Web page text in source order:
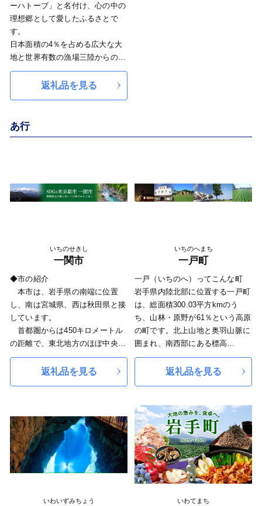
ーハトーブ」と名付け、心の中の
理想郷として愛したふるさとで
す。
日本面積の4％を占める広大な大
地と世界有数の漁場三陸からの、
山の幸、海の幸に恵まれ、先人達
から受け継がれた郷土料理や食文
かつて約100年に亘って栄華を極
めた奥州藤原氏の足跡が残り、さ
冬はウィンタースポーツ、春夏秋
冬に行われる情緒豊かなお祭り。
県と関わりある人が、お互いに幸
福を守り育てる岩手を実現し、一
人ひとりが希望を持つことができ
る「希望郷いわて」を目指してい
ます。
返礼品を見る
あ行
いちのせきし
一関市
◆市の紹介
本市は、岩手県の南端に位置
し、南は宮城県、西は秋田県と接
しています。
首都圏からは450キロメートル
の距離で、東北地方のほぼ中央、
盛岡市と仙台市の中間地点に位置
しています。
一関市の総面積は1,256.42k㎡
人口は103,444人（R8.1.1現
在）で、人口は岩手県で３番目、
面積は２番目の規模となっていま
す。
◆歴史・沿革
は安倍氏、藤原氏が独自の文化を
返礼品を見る
いちのへまち
一戸町
一戸（いちのへ）ってこんな町
岩手県内陸北部に位置する一戸町
は、総面積300.03平方kmのう
ち、山林・原野が61％という高原
の町です。北上山地と奥羽山脈に
囲まれ、南西部にある標高
1,018mの西岳を頂点に、北に丘
陵地が続いています。
■歴史・文化
遺跡「御所野遺跡」を有していま
す。「御所野遺跡」は「北海道・
北東北の縄文遺跡群」の構成資産
の１つとして、2021年7月に世界
文化遺産に登録されました。
■自然
一戸町奥中山高原では、豊富な積
雪と上質なパウダースノーが自慢
返礼品を見る
いわいずみちょう いわてまち